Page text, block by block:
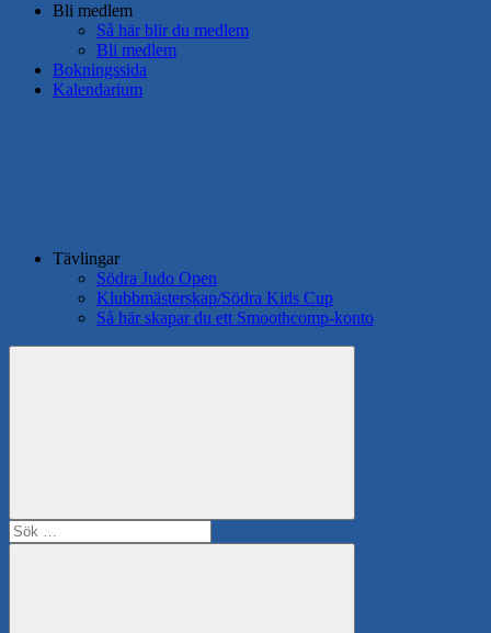
Bli medlem
Så här blir du medlem
Bli medlem
Bokningssida
Kalendarium
Tävlingar
Södra Judo Open
Klubbmästerskap/Södra Kids Cup
Så här skapar du ett Smoothcomp-konto
Search
Sök
efter: